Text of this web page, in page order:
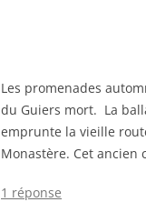
Les promenades
du Guiers mort. La
emprunte la vieille
Monastère. Cet
1 réponse